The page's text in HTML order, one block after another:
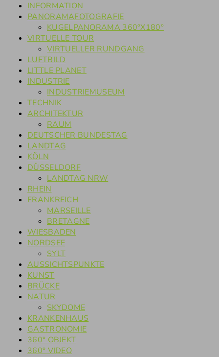
INFORMATION
PANORAMAFOTOGRAFIE
KUGELPANORAMA 360°X180°
VIRTUELLE TOUR
VIRTUELLER RUNDGANG
LUFTBILD
LITTLE PLANET
INDUSTRIE
INDUSTRIEMUSEUM
TECHNIK
ARCHITEKTUR
RAUM
DEUTSCHER BUNDESTAG
LANDTAG
KÖLN
DÜSSELDORF
LANDTAG NRW
RHEIN
FRANKREICH
MARSEILLE
BRETAGNE
WIESBADEN
NORDSEE
SYLT
AUSSICHTSPUNKTE
KUNST
BRÜCKE
NATUR
SKYDOME
KRANKENHAUS
GASTRONOMIE
360° OBJEKT
360° VIDEO